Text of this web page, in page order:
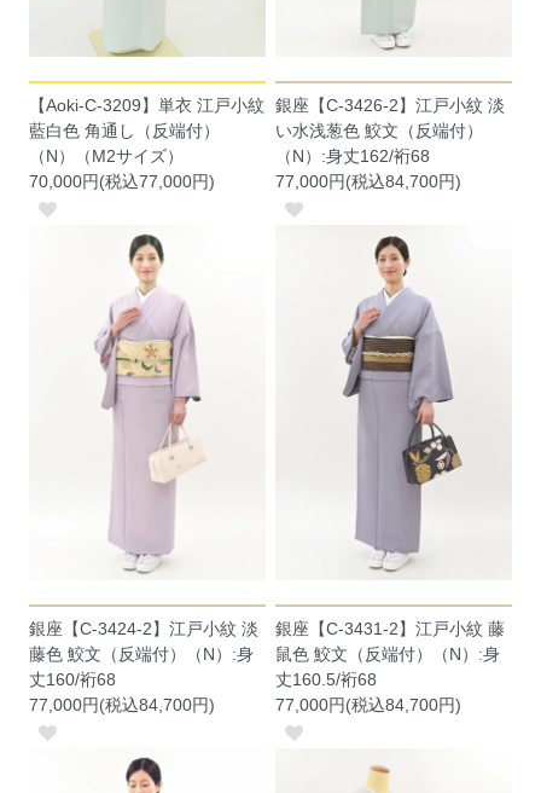
【Aoki-C-3209】単衣 江戸小紋
藍白色 角通し（反端付）
（N）（M2サイズ）
70,000円(税込77,000円)
銀座【C-3426-2】江戸小紋 淡
い水浅葱色 鮫文（反端付）
（N）:身丈162/裄68
77,000円(税込84,700円)
銀座【C-3424-2】江戸小紋 淡
藤色 鮫文（反端付）（N）:身
丈160/裄68
77,000円(税込84,700円)
銀座【C-3431-2】江戸小紋 藤
鼠色 鮫文（反端付）（N）:身
丈160.5/裄68
77,000円(税込84,700円)